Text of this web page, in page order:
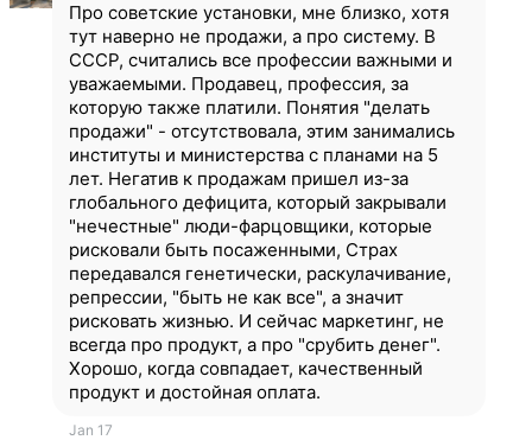
Про советские установки, мне близко, хотя
тут наверно не продажи, а про систему. В
СССР, считались все профессии важными и
уважаемыми. Продавец, профессия, за
которую также платили. Понятия "делать
продажи" - отсутствовала, этим занимались
институты и министерства с планами на 5
лет. Негатив к продажам пришел из-за
глобального дефицита, который закрывали
"нечестные" люди-фарцовщики, которые
рисковали быть посаженными, Страх
передавался генетически, раскулачивание,
репрессии, "быть не как все", а значит
рисковать жизнью. И сейчас маркетинг, не
всегда про продукт, а про "срубить денег".
Хорошо, когда совпадает, качественный
продукт и достойная оплата.
Jan 17